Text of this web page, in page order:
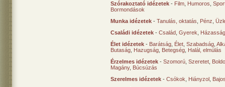
Szórakoztató idézetek - Film Humoros
Bormondások
Munka idézetek - Tanulás, oktatás Pénz
Családi idézetek - Család Gyerek
Élet idézetek - Barátság Élet Szabadság
Butaság Hazugság Betegség Halál, elmúlás
Érzelmes idézetek - Szomorú Szeretet
Magány, Búcsúzás
Szerelmes idézetek - Csókok Hiányzol